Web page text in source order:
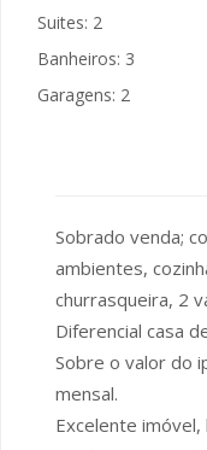
Suites: 2
Banheiros: 3
Garagens: 2
Sobrado venda;
ambientes,
churrasqueira, 2
Diferencial casa
Sobre o valor do
mensal.
Excelente imóvel,